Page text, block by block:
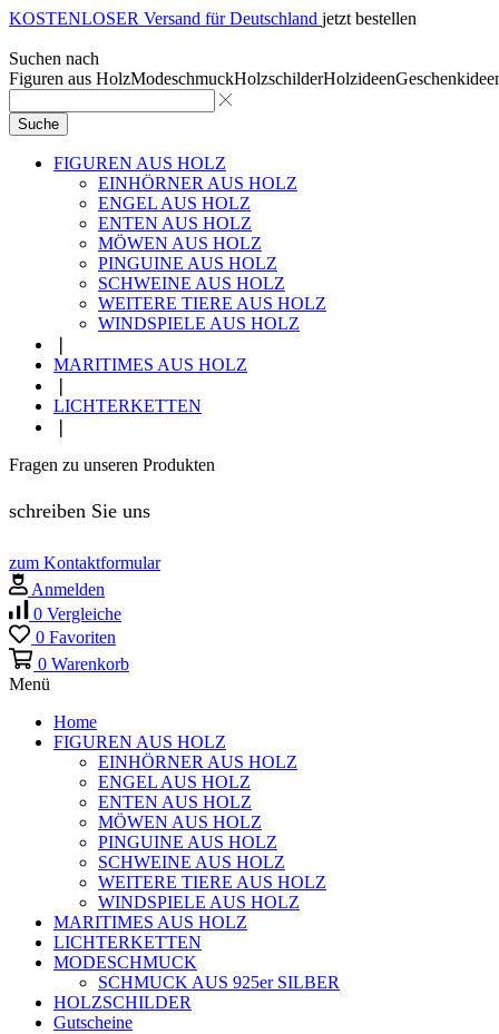
KOSTENLOSER Versand für Deutschland jetzt bestellen
Suchen nach
Figuren aus HolzModeschmuckHolzschilderHolzideen
Suche
FIGUREN AUS HOLZ
EINHÖRNER AUS HOLZ
ENGEL AUS HOLZ
ENTEN AUS HOLZ
MÖWEN AUS HOLZ
PINGUINE AUS HOLZ
SCHWEINE AUS HOLZ
WEITERE TIERE AUS HOLZ
WINDSPIELE AUS HOLZ
MARITIMES AUS HOLZ
LICHTERKETTEN
Fragen zu unseren Produkten
schreiben Sie uns
zum Kontaktformular
Anmelden
0 Vergleiche
0 Favoriten
0 Warenkorb
Menü
Home
FIGUREN AUS HOLZ
EINHÖRNER AUS HOLZ
ENGEL AUS HOLZ
ENTEN AUS HOLZ
MÖWEN AUS HOLZ
PINGUINE AUS HOLZ
SCHWEINE AUS HOLZ
WEITERE TIERE AUS HOLZ
WINDSPIELE AUS HOLZ
MARITIMES AUS HOLZ
LICHTERKETTEN
MODESCHMUCK
SCHMUCK AUS 925er SILBER
HOLZSCHILDER
Gutscheine